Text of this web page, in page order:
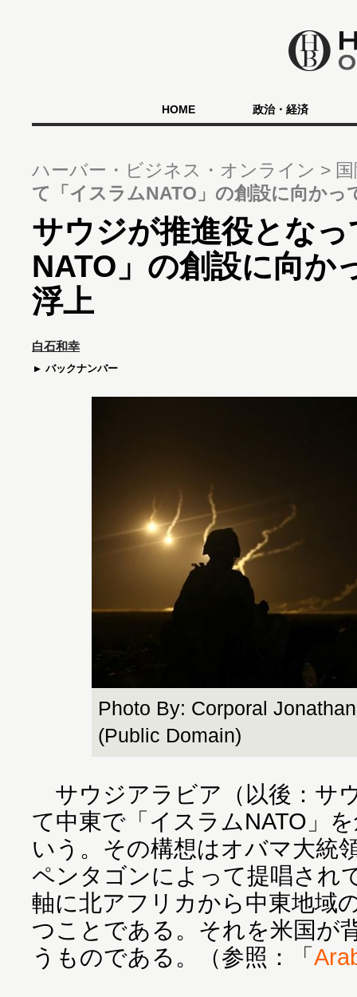
HOME 政治・経済
ハーバー・ビジネス・オンライン
て「イスラムNATO」の創設に向かっ
サウジが推進役とな
NATO」の創設に向か
浮上
白石和幸
バックナンバー
Photo By: Corporal
(Public Domain)
サウジアラビア（以後：サ
て中東で「イスラムNATO」
いう。その構想はオバマ大統
ペンタゴンによって提唱され
軸に北アフリカから中東地域
つことである。それを米国が
うものである。（参照：「